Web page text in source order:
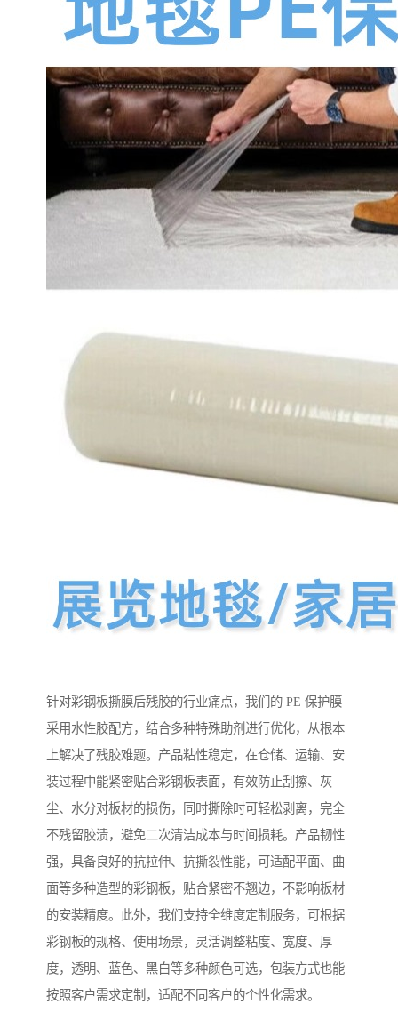
针对彩钢板撕膜后残胶的行业痛点，我们的 PE 保护膜
采用水性胶配方，结合多种特殊助剂进行优化，从根本
上解决了残胶难题。产品粘性稳定，在仓储、运输、安
装过程中能紧密贴合彩钢板表面，有效防止刮擦、灰
尘、水分对板材的损伤，同时撕除时可轻松剥离，完全
不残留胶渍，避免二次清洁成本与时间损耗。产品韧性
强，具备良好的抗拉伸、抗撕裂性能，可适配平面、曲
面等多种造型的彩钢板，贴合紧密不翘边，不影响板材
的安装精度。此外，我们支持全维度定制服务，可根据
彩钢板的规格、使用场景，灵活调整粘度、宽度、厚
度，透明、蓝色、黑白等多种颜色可选，包装方式也能
按照客户需求定制，适配不同客户的个性化需求。